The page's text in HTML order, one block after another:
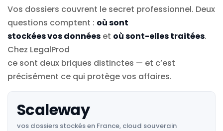
Vos dossiers couvrent le secret professionnel. Deux
questions comptent : où sont
stockées vos données et où sont-elles traitées.
Chez LegalProd
ce sont deux briques distinctes — et c’est
précisément ce qui protège vos affaires.
Scaleway
vos dossiers stockés en France, cloud souverain